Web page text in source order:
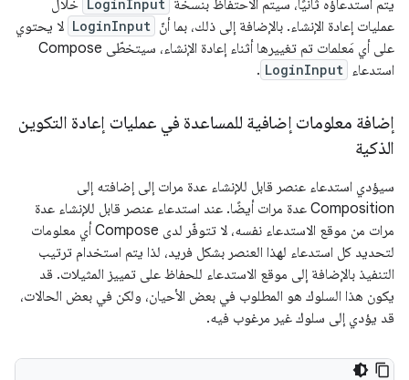
يتم استدعاؤه ثانيًا، سيتم الاحتفاظ بنسخة LoginInput خلال
عمليات إعادة الإنشاء. بالإضافة إلى ذلك، بما أنّ LoginInput لا يحتوي
على أي مَعلمات تم تغييرها أثناء إعادة الإنشاء، سيتخطّى Compose
استدعاء LoginInput
.
إضافة معلومات إضافية للمساعدة في عمليات إعادة التكوين
الذكية
سيؤدي استدعاء عنصر قابل للإنشاء عدة مرات إلى إضافته إلى
Composition عدة مرات أيضًا. عند استدعاء عنصر قابل للإنشاء عدة
مرات من موقع الاستدعاء نفسه، لا تتوفّر لدى Compose أي معلومات
لتحديد كل استدعاء لهذا العنصر بشكل فريد، لذا يتم استخدام ترتيب
التنفيذ بالإضافة إلى موقع الاستدعاء للحفاظ على تمييز المثيلات. قد
يكون هذا السلوك هو المطلوب في بعض الأحيان، ولكن في بعض الحالات،
قد يؤدي إلى سلوك غير مرغوب فيه.